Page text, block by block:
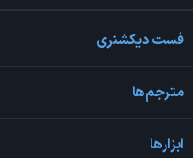
فست دیکشنری
مترجم‌ها
ابزارها